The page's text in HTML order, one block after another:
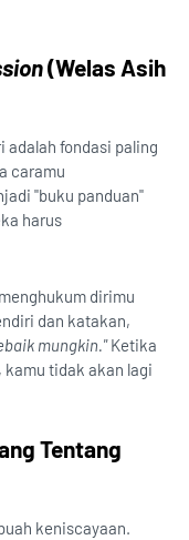
(Welas Asih
adalah fondasi paling
caramu
"buku panduan"
harus
dirimu
dan katakan,
mungkin."Ketika
kamu tidak akan lagi
Tentang
keniscayaan.